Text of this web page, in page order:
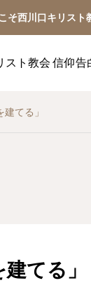
そ西川口キリスト
スト教会 信仰告
てる」
てる」